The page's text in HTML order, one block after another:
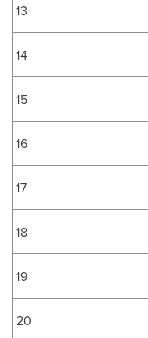
13
14
15
16
17
18
19
20